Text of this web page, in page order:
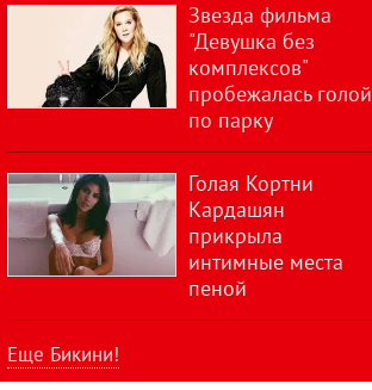
Звезда фильма
"Девушка без
комплексов"
пробежалась голой
по парку
Голая Кортни
Кардашян
прикрыла
интимные места
пеной
Еще Бикини!